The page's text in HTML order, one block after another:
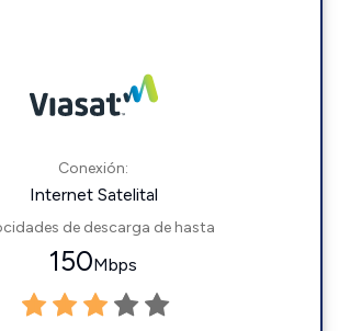
Conexión:
Internet Satelital
de descarga de hasta
150Mbps